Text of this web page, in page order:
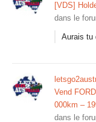
[VDS]
dans le
Aurais tu
Vend
000km –
dans le